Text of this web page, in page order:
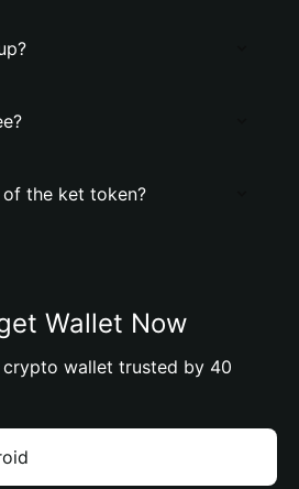
the ket token?
Wallet Now
crypto wallet trusted by 40